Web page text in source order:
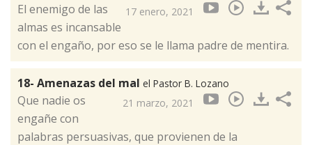
17 enero, 2021
El enemigo de las
almas es incansable
con el engaño, por eso se le llama padre de mentira.
18- Amenazas del mal el Pastor B. Lozano
21 marzo, 2021
Que nadie os
engañe con
palabras persuasivas, que provienen de la